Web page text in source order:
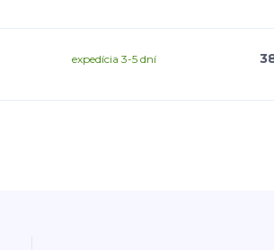
expedícia 3-5 dní